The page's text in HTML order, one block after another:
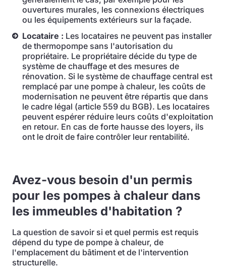
ouvertures murales, les connexions électriques
ou les équipements extérieurs sur la façade.
Locataire : Les locataires ne peuvent pas installer
de thermopompe sans l'autorisation du
propriétaire. Le propriétaire décide du type de
système de chauffage et des mesures de
rénovation. Si le système de chauffage central est
remplacé par une pompe à chaleur, les coûts de
modernisation ne peuvent être répartis que dans
le cadre légal (article 559 du BGB). Les locataires
peuvent espérer réduire leurs coûts d'exploitation
en retour. En cas de forte hausse des loyers, ils
ont le droit de faire contrôler leur rentabilité.
Avez-vous besoin d'un permis
pour les pompes à chaleur dans
les immeubles d'habitation ?
La question de savoir si et quel permis est requis
dépend du type de pompe à chaleur, de
l'emplacement du bâtiment et de l'intervention
structurelle.